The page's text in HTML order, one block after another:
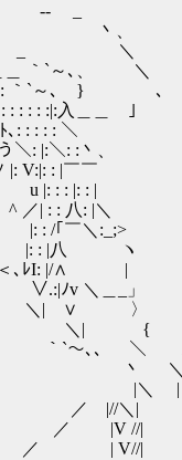
_
_ ＼
`～､、 ＼
: : ｀`～､ } ､
: :|:入＿＿ ｣
: : : : ＼
う＼: |:＼: :丶
V:|: : |￣￣
─ u |: :
八: |＼ そう
｢￣＼:_;>
: |八 ヽ
＜､ﾚI:
＿_」 うわ
∨ 〉 流石
､ ＼| {
週はちょ
週かなら
| ＼
＼|
／ |V
| V//|